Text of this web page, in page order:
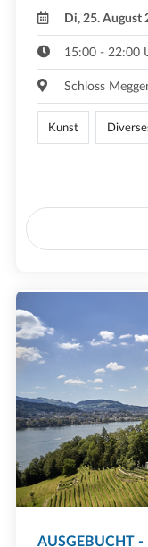
Di, 25. August
15:00 - 22:00
Schloss
Kunst
AUSGEBUCHT